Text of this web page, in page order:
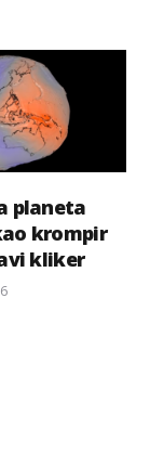
planeta
krompir
kliker